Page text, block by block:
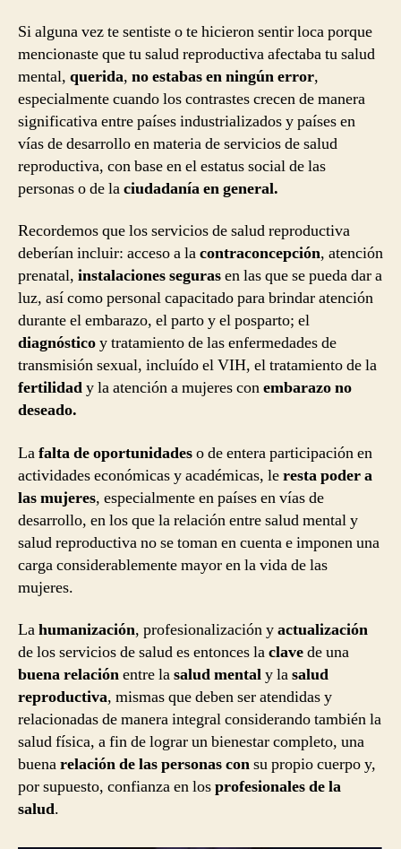
Si alguna vez te sentiste o te hicieron sentir loca porque
mencionaste que tu salud reproductiva afectaba tu salud
mental, querida, no estabas en ningún error,
especialmente cuando los contrastes crecen de manera
significativa entre países industrializados y países en
vías de desarrollo en materia de servicios de salud
reproductiva, con base en el estatus social de las
personas o de laciudadanía en general.
Recordemos que los servicios de salud reproductiva
deberían incluir: acceso a lacontraconcepción, atención
prenatal, instalaciones segurasen las que se pueda dar a
luz, así como personal capacitado para brindar atención
durante el embarazo, el parto y el posparto; el
diagnósticoy tratamiento de las enfermedades de
transmisión sexual, incluído el VIH, el tratamiento de la
fertilidady la atención a mujeres conembarazo no
deseado.
Lafalta de oportunidadeso de entera participación en
actividades económicas y académicas, leresta poder a
las mujeres, especialmente en países en vías de
desarrollo, en los que la relación entre salud mental y
salud reproductiva no se toman en cuenta e imponen una
carga considerablemente mayor en la vida de las
mujeres.
Lahumanización, profesionalización yactualización
de los servicios de salud es entonces laclavede una
buena relaciónentre lasalud mentaly lasalud
reproductiva, mismas que deben ser atendidas y
relacionadas de manera integral considerando también la
salud física, a fin de lograr un bienestar completo, una
buenarelación de las personas consu propio cuerpo y,
por supuesto, confianza en losprofesionales de la
salud.